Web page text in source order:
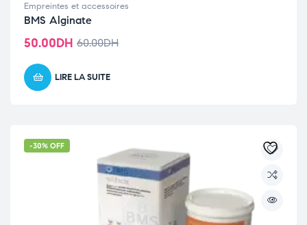
Empreintes et accessoires
BMS Alginate
60.00DH
50.00DH
LIRE LA SUITE
-30% OFF